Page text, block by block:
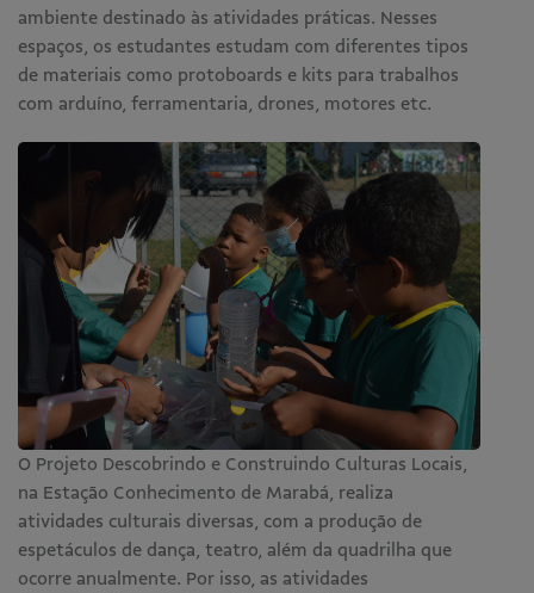
ambiente destinado às atividades práticas. Nesses
espaços, os estudantes estudam com diferentes tipos
de materiais como protoboards e kits para trabalhos
com arduíno, ferramentaria, drones, motores etc.
O Projeto Descobrindo e Construindo Culturas Locais,
na Estação Conhecimento de Marabá, realiza
atividades culturais diversas, com a produção de
espetáculos de dança, teatro, além da quadrilha que
ocorre anualmente. Por isso, as atividades